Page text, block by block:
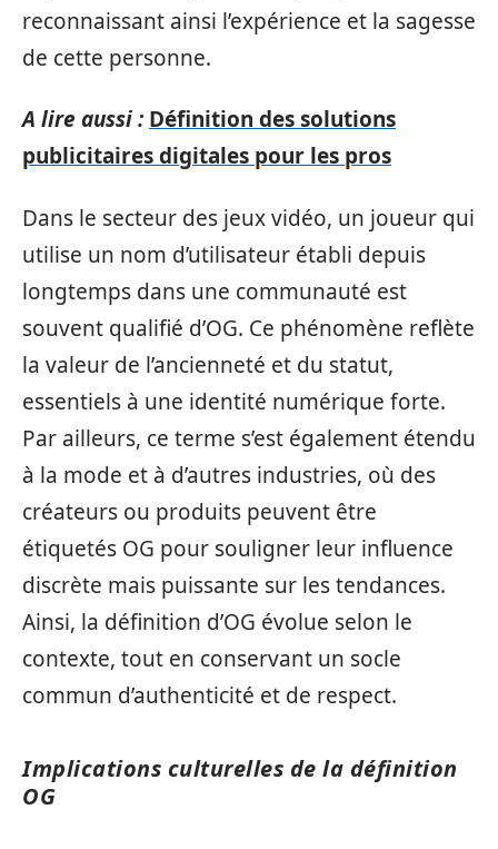
reconnaissant ainsi l’expérience et la sagesse
de cette personne.
A lire aussi : Définition des solutions
publicitaires digitales pour les pros
Dans le secteur des jeux vidéo, un joueur qui
utilise un nom d’utilisateur établi depuis
longtemps dans une communauté est
souvent qualifié d’OG. Ce phénomène reflète
la valeur de l’ancienneté et du statut,
essentiels à une identité numérique forte.
Par ailleurs, ce terme s’est également étendu
à la mode et à d’autres industries, où des
créateurs ou produits peuvent être
étiquetés OG pour souligner leur influence
discrète mais puissante sur les tendances.
Ainsi, la définition d’OG évolue selon le
contexte, tout en conservant un socle
commun d’authenticité et de respect.
Implications culturelles de la définition
OG